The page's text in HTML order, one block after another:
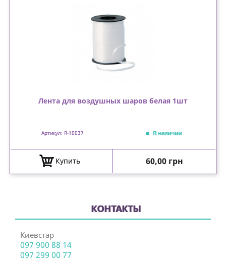
Лента для воздушных шаров белая 1шт
Артикул: R-10037 В наличии
Купить Цена
60,00 грн
КОНТАКТЫ
Киевстар
097 900 88 14
097 299 00 77